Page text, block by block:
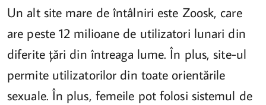
Un alt site mare de întâlniri este Zoosk, care
are peste 12 milioane de utilizatori lunari din
diferite țări din întreaga lume. În plus, site-ul
permite utilizatorilor din toate orientările
sexuale. În plus, femeile pot folosi sistemul de